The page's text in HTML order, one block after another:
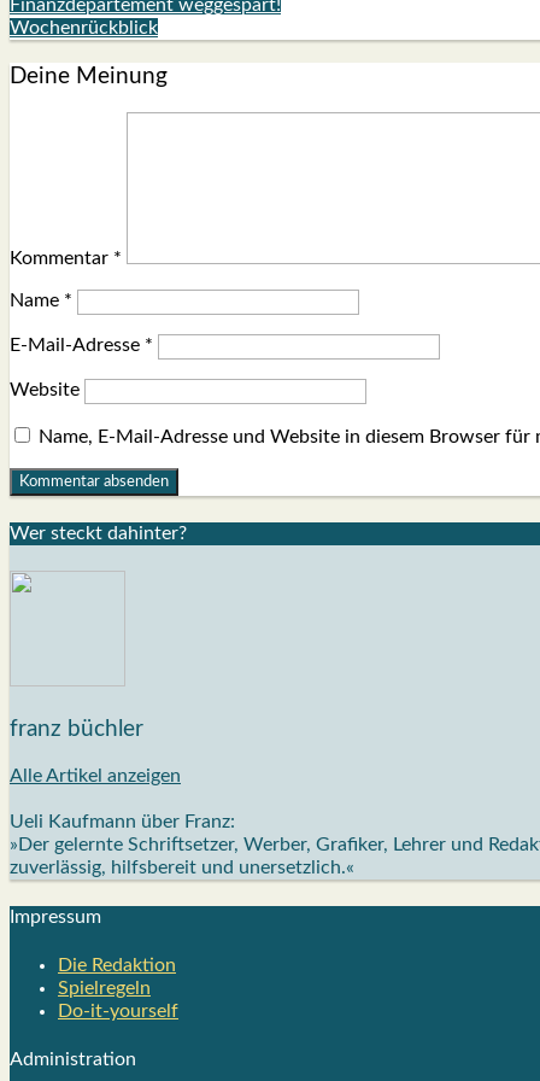
Finanzdepartement weggespart!
Wochenrückblick
Deine Meinung
Kommentar *
Name *
E-Mail-Adresse *
Website
Name, E-Mail-Adresse und Website in diesem Browser für
Wer steckt dahin­ter?
franz büchler
Alle Artikel anzeigen
Ueli Kaufmann über Franz:
»Der gelernte Schriftsetzer, Werber, Grafiker, Lehrer und
zuverlässig, hilfsbereit und unersetzlich.«
Impres­sum
Die Redak­ti­on
Spiel­re­geln
Do-it-your­s­elf
Admi­nis­tra­ti­on